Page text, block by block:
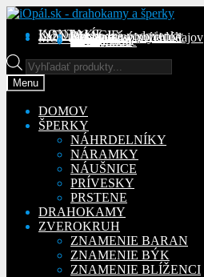
Preskočiť
navigáciu
Preskočiť
obsah
KONTAKT
INFORMÁCIE
Obchodné podmienky
Reklamačný poriadok
Ochrana osobných údajov
MÔJ ÚČETObjednávky
Adresy
Detaily účtu
Na stiahnutie
Products
search
Menu
DOMOV
ŠPERKY
NÁHRDELNÍKY
NÁRAMKY
NÁUŠNICE
PRÍVESKY
PRSTENE
DRAHOKAMY
ZVEROKRUH
ZNAMENIE BARAN
ZNAMENIE BÝK
ZNAMENIE BLÍŽENCI